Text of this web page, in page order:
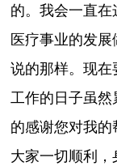
的。我会一直
医疗事业的发
说的那样。现在
工作的日子虽然
的感谢您对我
大家一切顺利，